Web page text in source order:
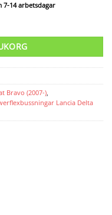
7-14 arbetsdagar
Bravo (2007-),
Lancia Delta